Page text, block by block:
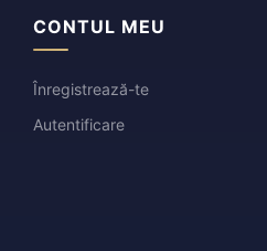
CONTUL MEU
Înregistrează-te
Autentificare